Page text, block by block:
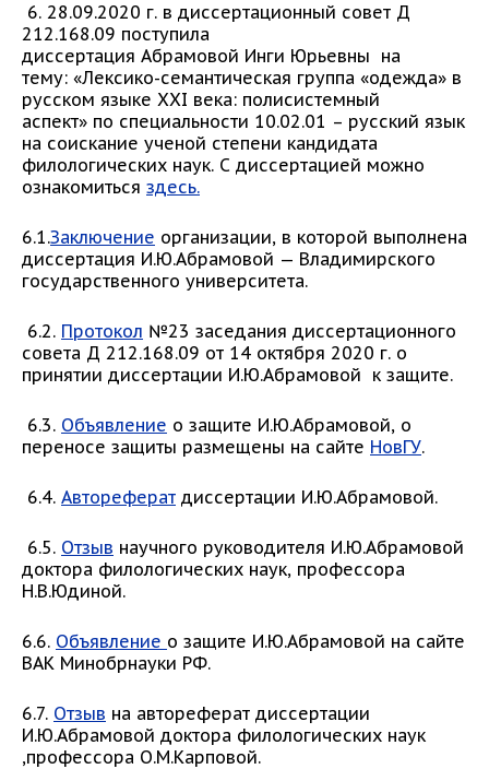
6. 28.09.2020 г. в диссертационный совет Д
212.168.09 поступила
диссертация Абрамовой Инги Юрьевны на
тему: «Лексико-семантическая группа «одежда» в
русском языке XXI века: полисистемный
аспект» по специальности 10.02.01 – русский язык
на соискание ученой степени кандидата
филологических наук. С диссертацией можно
ознакомиться здесь.
6.1.Заключение организации, в которой выполнена
диссертация И.Ю.Абрамовой — Владимирского
государственного университета.
6.2. Протокол №23 заседания диссертационного
совета Д 212.168.09 от 14 октября 2020 г. о
принятии диссертации И.Ю.Абрамовой к защите.
6.3. Объявление о защите И.Ю.Абрамовой, о
переносе защиты размещены на сайте НовГУ.
6.4. Автореферат диссертации И.Ю.Абрамовой.
6.5. Отзыв научного руководителя И.Ю.Абрамовой
доктора филологических наук, профессора
Н.В.Юдиной.
6.6. Объявление о защите И.Ю.Абрамовой на сайте
ВАК Минобрнауки РФ.
6.7. Отзыв на автореферат диссертации
И.Ю.Абрамовой доктора филологических наук
,профессора О.М.Карповой.